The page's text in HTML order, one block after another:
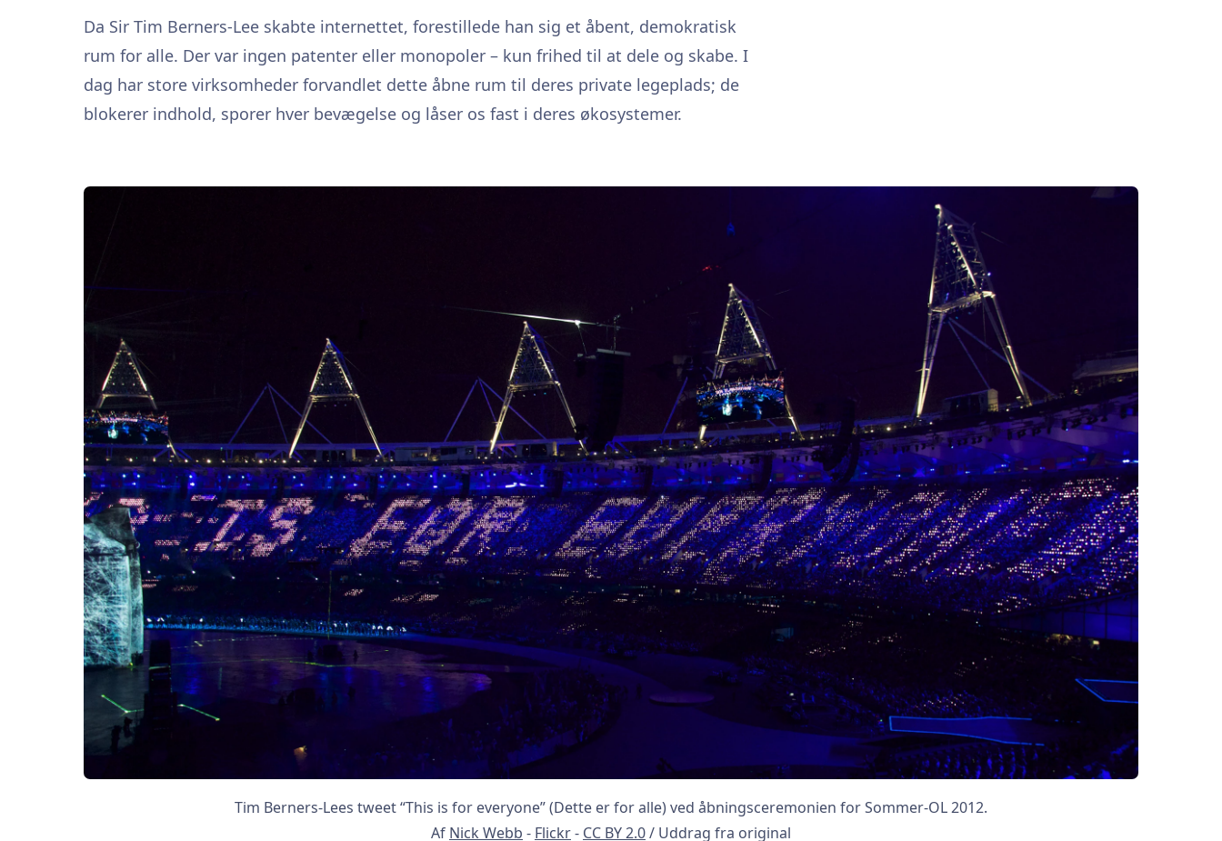
Da Sir Tim Berners-Lee skabte internettet, forestillede han sig et åbent, demokratisk
rum for alle. Der var ingen patenter eller monopoler – kun frihed til at dele og skabe. I
dag har store virksomheder forvandlet dette åbne rum til deres private legeplads; de
blokerer indhold, sporer hver bevægelse og låser os fast i deres økosystemer.
Tim Berners-Lees tweet “This is for everyone” (Dette er for alle) ved åbningsceremonien for Sommer-OL 2012.
Af Nick Webb - Flickr- CC BY 2.0/ Uddrag fra original